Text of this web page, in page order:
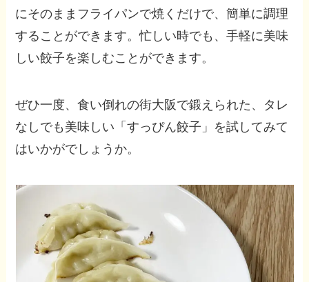
にそのままフライパンで焼くだけで、簡単に調理
することができます。忙しい時でも、手軽に美味
しい餃子を楽しむことができます。
ぜひ一度、食い倒れの街大阪で鍛えられた、タレ
なしでも美味しい「すっぴん餃子」を試してみて
はいかがでしょうか。